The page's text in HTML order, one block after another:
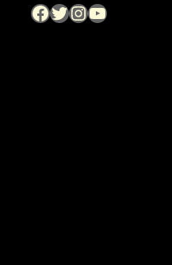
Facebook Twitter InstagramYouTube